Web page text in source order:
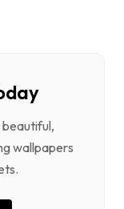
beautiful,
wallpapers